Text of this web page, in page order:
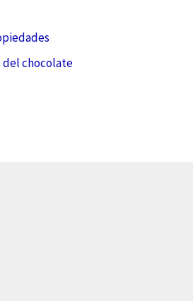
del chocolate